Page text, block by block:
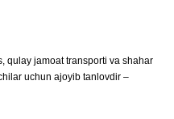
qulay jamoat transporti va shahar
uchun ajoyib tanlovdir –